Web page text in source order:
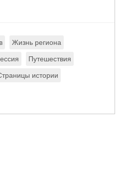
Жизнь региона
Путешествия
истории